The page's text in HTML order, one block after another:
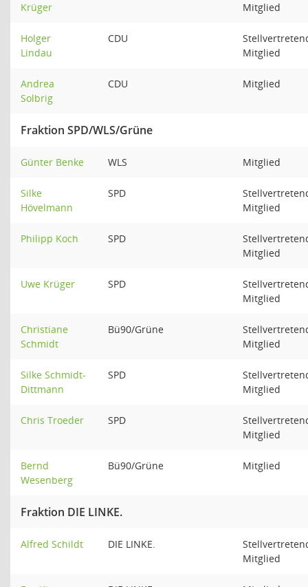
Krüger
Mitglied
Holger
Lindau
CDU
Mitglied
Andrea
Solbrig
CDU Mitglied
Fraktion SPD/WLS/Grüne
Günter Benke WLS Mitglied
Silke
Hövelmann
SPD
Mitglied
Philipp Koch SPD
Mitglied
Uwe Krüger SPD
Mitglied
Christiane
Schmidt
Bü90/Grüne
Mitglied
Silke Schmidt-
Dittmann
SPD
Mitglied
Chris Troeder SPD
Mitglied
Bernd
Wesenberg
Bü90/Grüne Mitglied
Fraktion DIE LINKE.
Alfred Schildt DIE LINKE.
Mitglied